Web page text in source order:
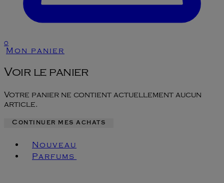
0
Mon panier
Voir le panier
Votre panier ne contient actuellement aucun
article.
Continuer mes achats
Nouveau
Parfums